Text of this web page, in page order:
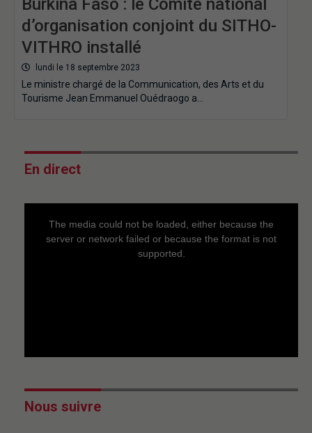
d’organisation conjoint du SITHO-
VITHRO installé
lundi le 18 septembre 2023
Le ministre chargé de la Communication, des Arts et du
Tourisme Jean Emmanuel Ouédraogo a…
En direct
The media could not be loaded, either because the
server or network failed or because the format is not
supported.
Nous suivre